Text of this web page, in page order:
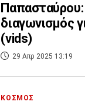
διαγωνισμός
(vids)
29 Απρ 2025 13:19
ΚΟΣΜΟΣ